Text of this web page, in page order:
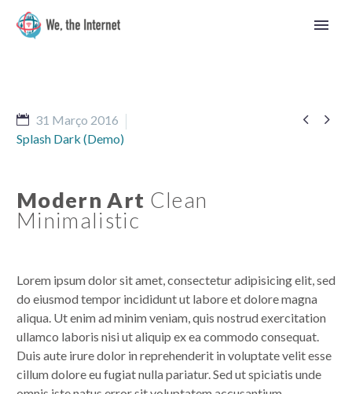
Português
 
31 Março 2016
Splash Dark (Demo)
Modern Art Clean
Minimalistic
Lorem ipsum dolor sit amet, consectetur adipisicing elit, sed
do eiusmod tempor incididunt ut labore et dolore magna
aliqua. Ut enim ad minim veniam, quis nostrud exercitation
ullamco laboris nisi ut aliquip ex ea commodo consequat.
Duis aute irure dolor in reprehenderit in voluptate velit esse
cillum dolore eu fugiat nulla pariatur. Sed ut spiciatis unde